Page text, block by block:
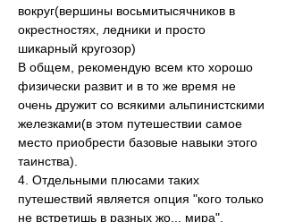
вокруг(вершины восьмитысячников в
окрестностях, ледники и просто
шикарный кругозор)
В общем, рекомендую всем кто хорошо
физически развит и в то же время не
очень дружит со всякими альпинистскими
железками(в этом путешествии самое
место приобрести базовые навыки этого
таинства).
4. Отдельными плюсами таких
путешествий является опция "кого только
не встретишь в разных жо... мира".